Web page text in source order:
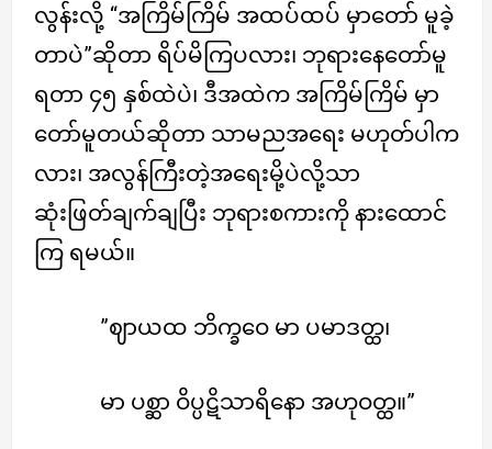
လွန်းလို့ “အကြိမ်ကြိမ် အထပ်ထပ် မှာတော် မူခဲ့
တာပဲ”ဆိုတာ ရိပ်မိကြပလား၊ ဘုရားနေတော်မူ
ရတာ ၄၅ နှစ်ထဲပဲ၊ ဒီအထဲက အကြိမ်ကြိမ် မှာ
တော်မူတယ်ဆိုတာ သာမညအရေး မဟုတ်ပါက
လား၊ အလွန်ကြီးတဲ့အရေးမို့ပဲလို့သာ
ဆုံးဖြတ်ချက်ချပြီး ဘုရားစကားကို နားထောင်
ကြ ရမယ်။
”ဈာယထ ဘိက္ခဝေ မာ ပမာဒတ္ထ၊
မာ ပစ္ဆာ ဝိပ္ပဋိသာရိနော အဟုဝတ္ထ။”